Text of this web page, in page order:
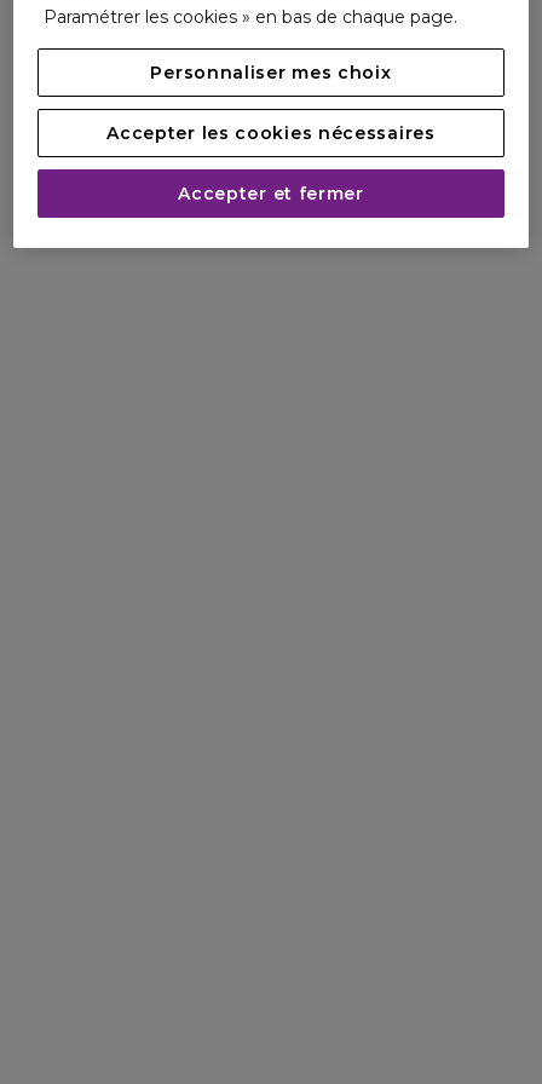
Immédiatement, le parfum apaisant de la formule calme et
détend les sens, tandis que sa texture intensément
émolliente aide la peau à compenser la déshydratation
nocturne. Tous les matins, la peau paraît plus fraîche, plus
lumineuse. A plus long terme, la peau paraît plus jeune, plus
liftée, plus ferme et redessinée.
- CONSEILS D'UTILISATION : Appliquer chaque soir après
votre sérum réparateur.
Paramétrer les cookies » en bas de chaque page.
Personnaliser mes choix
Accepter les cookies nécessaires
Accepter et fermer